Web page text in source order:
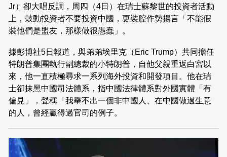
Jr）卻大唱反調，周四（4日）在瑞士蘇黎世的投資者活動
上，鼓動投資者不要投資中國，更裝腔作勢揚言「不能假
裝他們是盟友，那樣做很愚蠢」。
據彭博社5日報道，與弟弟埃里克（Eric Trump）共同擔任
特朗普集團執行副總裁的小特朗普，自他父親重返白宮以
來，他一直積極尋求一系列海外投資和開發項目。他在瑞
士卻抹黑中國司法體系，指中國法律體系對外國實體「有
偏見」，聲稱「我舉不出一個非中國人、在中國做過生意
的人，曾經贏得過官司的例子。